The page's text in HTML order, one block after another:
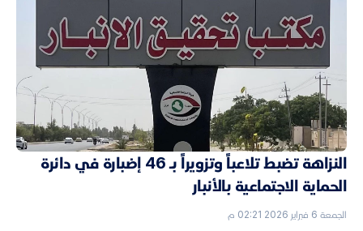
النزاهة تضبط تلاعباً وتزويراً بـ 46 إضبارة في دائرة
الحماية الاجتماعية بالأنبار
الجمعة 6 فبراير 2026 02:21 م